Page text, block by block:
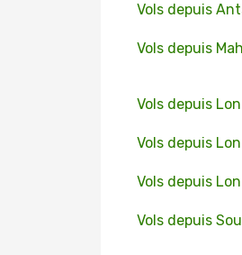
Vols depuis
Vols depuis
Vols depuis
Vols depuis
Vols depuis
Vols depuis